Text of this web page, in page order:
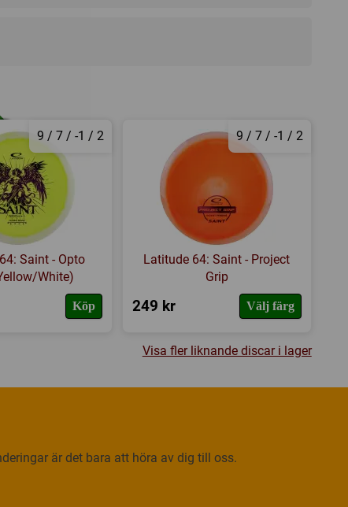
9 / 7 / -1 / 2
Saint - Opto
White)
Köp
9 / 7 / -1 / 2
Latitude 64: Saint - Project
Grip
249 kr Välj färg
Visa fler liknande discar i lager
är det bara att höra av dig till oss.